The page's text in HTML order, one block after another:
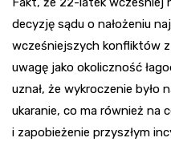
decyzję sądu o nałożeniu
wcześniejszych konfliktów
uwagę jako okoliczność
uznał, że wykroczenie było
ukaranie, co ma również na
i zapobieżenie przyszłym